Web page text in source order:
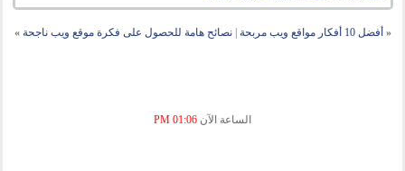
« أفضل 10 أفكار مواقع ويب مربحة |نصائح هامة للحصول على فكرة موقع ويب ناجحة »
الساعة الآن 01:06 PM